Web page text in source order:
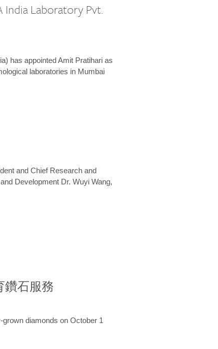
India Laboratory Pvt.
has appointed Amit Pratihari as
laboratories in Mumbai
and Chief Research and
Development Dr. Wuyi Wang,
鑽石服務
diamonds on October 1